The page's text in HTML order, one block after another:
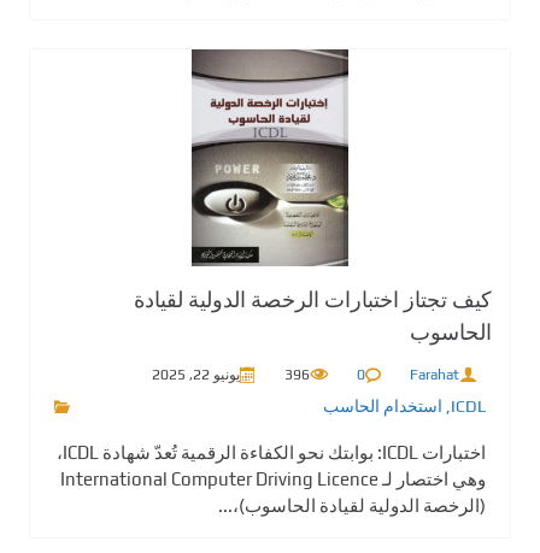
كيف تجتاز اختبارات الرخصة الدولية لقيادة
الحاسوب
Farahat
0
396 يونيو 22, 2025
ICDL
, استخدام الحاسب
اختبارات ICDL: بوابتك نحو الكفاءة الرقمية تُعدّ شهادة ICDL،
وهي اختصار لـ International Computer Driving Licence
(الرخصة الدولية لقيادة الحاسوب)،...